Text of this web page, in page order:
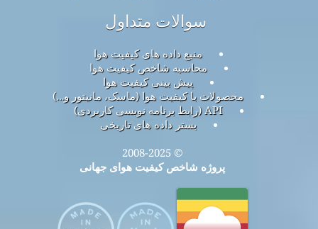
سوالات متداول
منبع داده های کیفیت هوا
محاسبه شاخص کیفیت هوا
پیش بینی کیفیت هوا
محصولات با کیفیت هوا (ماسک، مانیتور و…)
API (رابط برنامه نویسی کاربردی)
بستر داده های تاریخی
© 2008-2025
پروژه شاخص کیفیت هوای جهانی